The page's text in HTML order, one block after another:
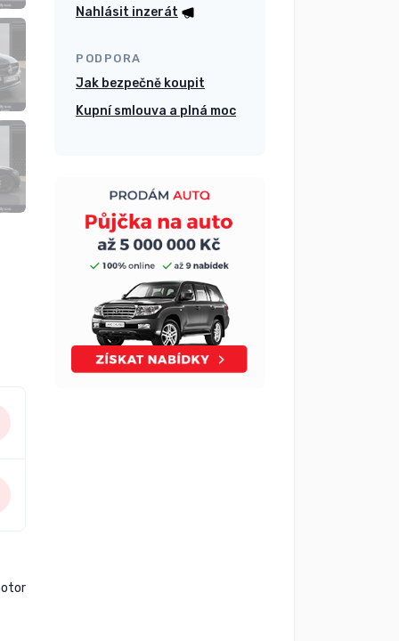
Nahlásit inzerát
PODPORA
Jak bezpečně koupit
Kupní smlouva a plná moc